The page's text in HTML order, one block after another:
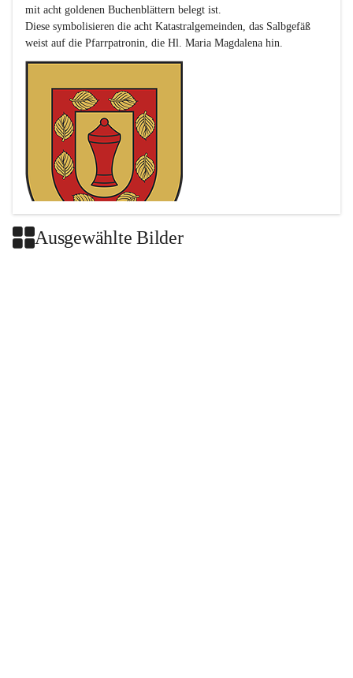
mit acht goldenen Buchenblättern belegt ist.
Diese symbolisieren die acht Katastralgemeinden, das Salbgefäß
Ausgewählte Bilder